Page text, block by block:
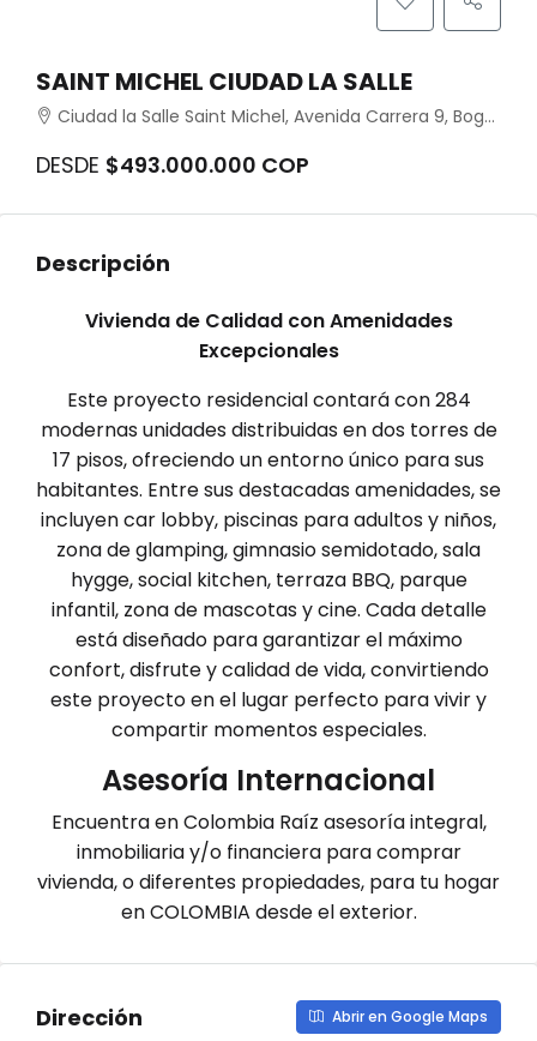
SAINT MICHEL CIUDAD LA SALLE
Ciudad la Salle Saint Michel, Avenida Carrera 9, Bogotá, Colombia
DESDE $493.000.000 COP
Descripción
Vivienda de Calidad con Amenidades
Excepcionales
Este proyecto residencial contará con 284
modernas unidades distribuidas en dos torres de
17 pisos, ofreciendo un entorno único para sus
habitantes. Entre sus destacadas amenidades, se
incluyen car lobby, piscinas para adultos y niños,
zona de glamping, gimnasio semidotado, sala
hygge, social kitchen, terraza BBQ, parque
infantil, zona de mascotas y cine. Cada detalle
está diseñado para garantizar el máximo
confort, disfrute y calidad de vida, convirtiendo
este proyecto en el lugar perfecto para vivir y
compartir momentos especiales.
Asesoría Internacional
Encuentra en Colombia Raíz asesoría integral,
inmobiliaria y/o financiera para comprar
vivienda, o diferentes propiedades, para tu hogar
en COLOMBIA desde el exterior.
Dirección Abrir en Google Maps